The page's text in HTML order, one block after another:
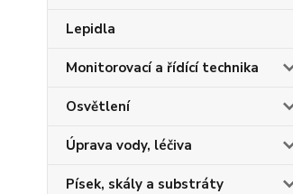
Lepidla
Monitorovací a řídící technika
Osvětlení
Úprava vody, léčiva
Písek, skály a substráty